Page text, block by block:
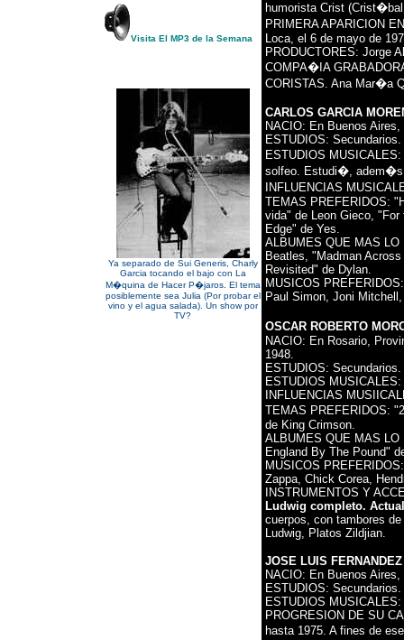
Visita El MP3 de la Semana
Ya separado de Sui Generis, Charly
Garcia tocando el bajo con La
M�quina de Hacer P�jaros. El tema
posiblemente sea Julia (Por probar el
vino y el agua salada). Un show por
TV?
humorista Crist
PRIMERA APARICION
Loca, el 6 de mayo de
PRODUCTORES: Jorge
COMPA�IA
CORISTAS. Ana Mar�a
CARLOS GARCIA
NACIO: En Buenos
ESTUDIOS: Secundarios.
ESTUDIOS
solfeo. Estudi�,
INFLUENCIAS
TEMAS PREFERIDOS:
vida" de Leon Gieco,
Edge" de Yes.
ALBUMES QUE MAS
Beatles, "Madman
Revisited" de Dylan.
MUSICOS
Paul Simon, Joni
OSCAR ROBERTO
NACIO: En Rosario,
1948.
ESTUDIOS: Secundarios.
ESTUDIOS
INFLUENCIAS
TEMAS PREFERIDOS:
de King Crimson.
ALBUMES QUE MAS
England By The Pound"
MUSICOS
Zappa, Chick Corea,
INSTRUMENTOS Y
Ludwig completo.
cuerpos, con tambores
Ludwig, Platos Zildjian.
JOSE LUIS FERNANDEZ
NACIO: En Buenos
ESTUDIOS: Secundarios.
ESTUDIOS
PROGRESION DE SU
hasta 1975. A fines de